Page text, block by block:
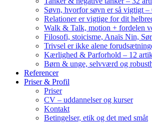
Søvn, hvorfor søvn er så vigtigt –
Relationer er vigtige for dit
Walk & Talk, motion + fordelen
Filosofi, stoicisme, Anaïs Nin,
Trivsel er ikke alene
Kærlighed & Parforhold – 12
Børn & unge, selvværd og
Referencer
Priser & Profil
Priser
CV – uddannelser og kurser
Kontakt
Betingelser, etik og det med småt